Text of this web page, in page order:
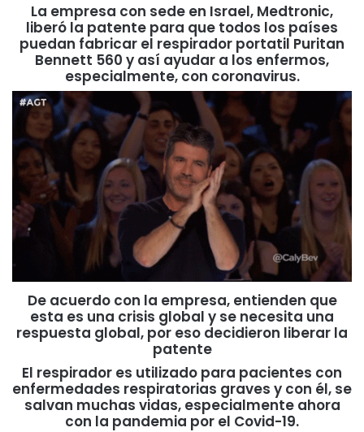
La empresa con sede en Israel, Medtronic,
liberó la patente para que todos los países
puedan fabricar el respirador portatil Puritan
Bennett 560 y así ayudar a los enfermos,
especialmente, con coronavirus.
De acuerdo con la empresa, entienden que
esta es una crisis global y se necesita una
respuesta global, por eso decidieron liberar la
patente
El respirador es utilizado para pacientes con
enfermedades respiratorias graves y con él, se
salvan muchas vidas, especialmente ahora
con la pandemia por el Covid-19.